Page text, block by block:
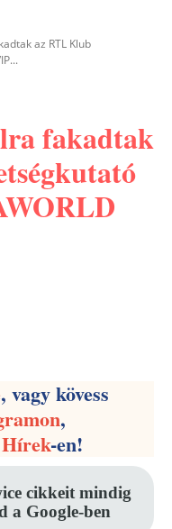
az RTL Klub
fakadtak
, vagy kövess
,
-en!
cikkeit mindig
a Google-ben